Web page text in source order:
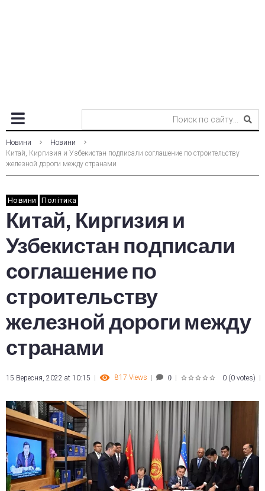
Новини
Новини
Китай, Киргизия и Узбекистан подписали соглашение по строительству
железной дороги между странами
Новини Політика
Китай, Киргизия и
Узбекистан подписали
соглашение по
строительству
железной дороги между
странами
15 Вересня, 2022 at 10:15 817 Views 0 0 (0 votes)